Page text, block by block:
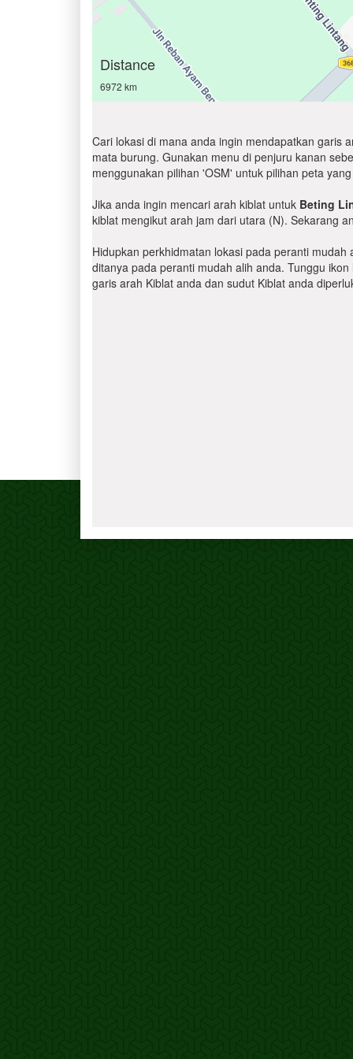
Distance
6972 km
Cari lokasi di mana anda ingin mendapatkan garis
mata burung. Gunakan menu di penjuru kanan
menggunakan pilihan 'OSM' untuk pilihan peta
Jika anda ingin mencari arah kiblat untuk Beting
kiblat mengikut arah jam dari utara (N). Sekarang
Hidupkan perkhidmatan lokasi pada peranti
ditanya pada peranti mudah alih anda. Tunggu
garis arah Kiblat anda dan sudut Kiblat anda